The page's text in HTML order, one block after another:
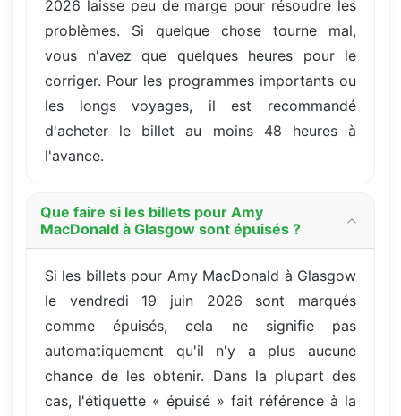
2026 laisse peu de marge pour résoudre les
problèmes. Si quelque chose tourne mal,
vous n'avez que quelques heures pour le
corriger. Pour les programmes importants ou
les longs voyages, il est recommandé
d'acheter le billet au moins 48 heures à
l'avance.
Que faire si les billets pour Amy
MacDonald à Glasgow sont épuisés ?
Si les billets pour Amy MacDonald à Glasgow
le vendredi 19 juin 2026 sont marqués
comme épuisés, cela ne signifie pas
automatiquement qu'il n'y a plus aucune
chance de les obtenir. Dans la plupart des
cas, l'étiquette « épuisé » fait référence à la